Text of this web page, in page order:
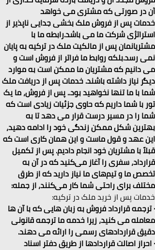
آن در صورتی که مشتری می خواهد
خدمات پس از فروش ملک بخشی جدایی ناپذیر از
استراتژی شرکت ما می باشد.رابطه ما با
مشتریانمان پس از مالکیت ملک در ترکیه به پایان
نمی رسد.بلکه روابط ما فراتر از فروش است و
می دانیم که مشتریان ما ممکن است به موارد
دیگر نیاز داشته باشند. خدمات پس از دریافت ملک
شما با ما تنها نخواهید بود.. پس از فروش، ما یک
تور با شما داریم که حاوی جزئیات زیادی است که
شما را در مسیر درست قرار می دهد تا به
بهترین شکل ممکن زندگی خود را ادامه دهید،
این عهد و قول ماست و این همان کاری است که
قبلاً با مشتریان خود انجام دادیم. پس از تکمیل
قرارداد، سفری را آغاز می‌کنید که در آن به
تخصص ما و تیم‌های ما نیاز دارید که از طرق
مختلف برای راحتی شما کار می‌کنند، از جمله:
خدمات پس از خرید ملک در ترکیه:
· ترجمه قرارداد فروش به زبان هایی که با آن ها
معامله می کنید، زیرا خدمه ما ترجمه قانونی
دقیق قراردادهای رسمی را ارائه می دهند.
· احراز اصالت قراردادها از طریق دفتر اسناد